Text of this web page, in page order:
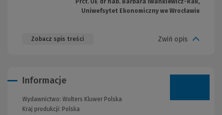
Prcf. UE dr hab. Barbara Iwankiewicz-Rak,
Uniwefsytet Ekonomiczny we Wrocławiu
Zobacz spis treści Zwiń opis
Informacje
Wydawnictwo: Wolters Kluwer Polska
Kraj produkcji: Polska